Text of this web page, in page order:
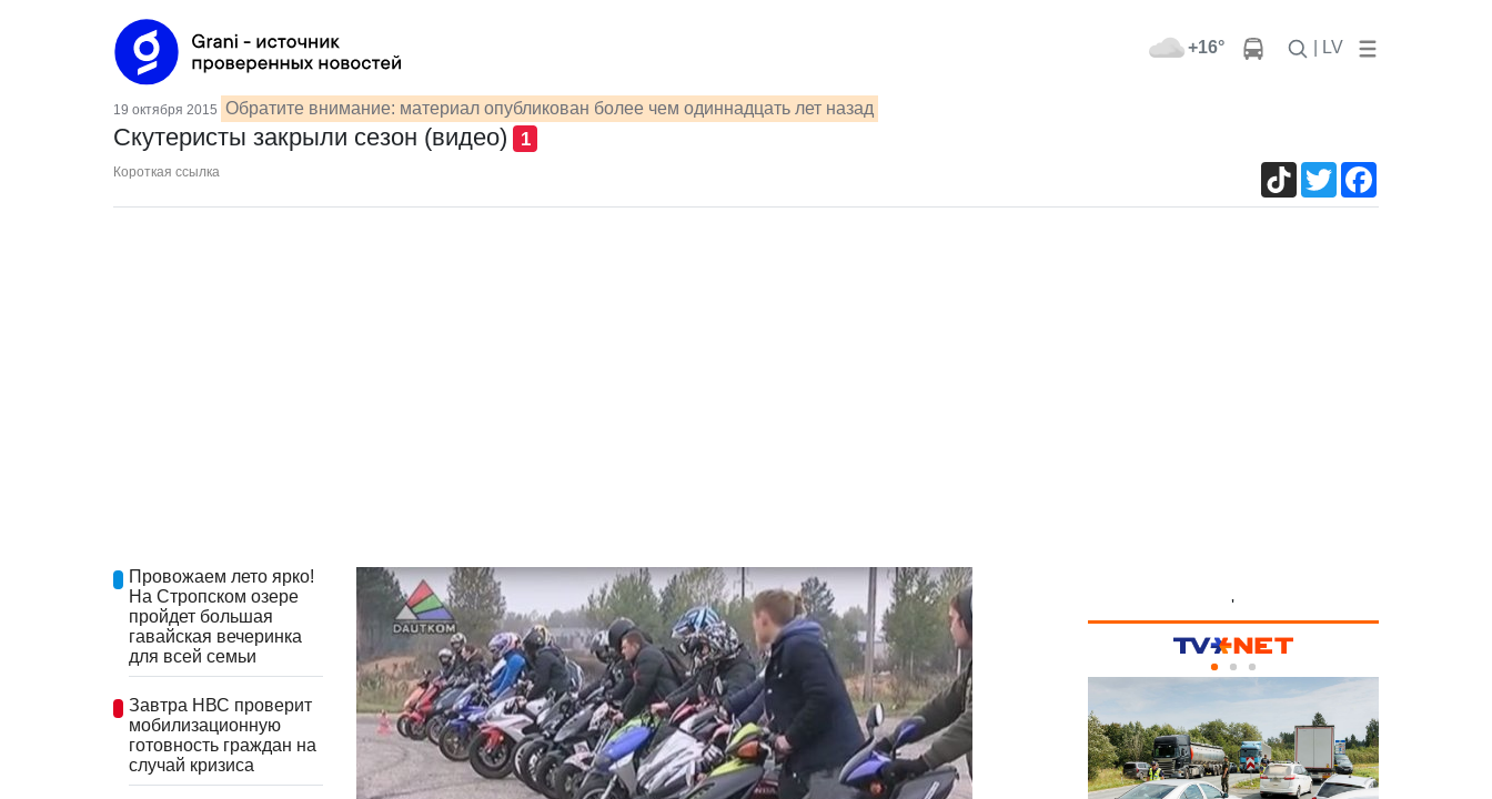
+16° | LV
19 октября 2015 Обратите внимание: материал опубликован более чем одиннадцать лет назад
Скутеристы закрыли сезон (видео) 1
Короткая ссылка TikTokTwitter
Провожаем лето ярко!
На Стропском озере
пройдет большая
гавайская вечеринка
для всей семьи
Завтра НВС проверит
мобилизационную
готовность граждан на
случай кризиса
'